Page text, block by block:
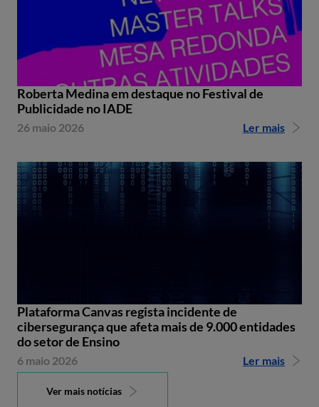
Roberta Medina em destaque no Festival de
Publicidade no IADE
26 maio 2026 Ler mais
Plataforma Canvas regista incidente de
cibersegurança que afeta mais de 9.000 entidades
do setor de Ensino
6 maio 2026 Ler mais
Ver mais notícias